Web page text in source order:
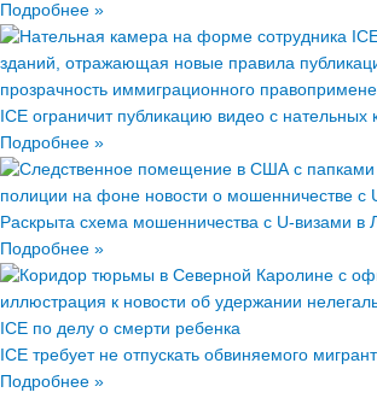
Подробнее »
ICE ограничит публикацию видео с нательных
Подробнее »
Раскрыта схема мошенничества с U-визами в
Подробнее »
ICE требует не отпускать обвиняемого
Подробнее »